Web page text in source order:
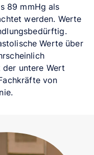
89 mmHg als
werden. Werte
Werte über
untere Wert
von